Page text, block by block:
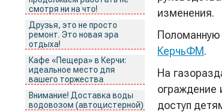
смотря ни на что!
Друзья, это не просто
ремонт. Это новая эра
отдыха!
Кафе «Пещера» в Керчи:
идеальное место для
вашего торжества
Внимание! Доставка воды
водовозом (автоцистерной)
изменения.
КерчьФМ.
На
ограждение
доступ